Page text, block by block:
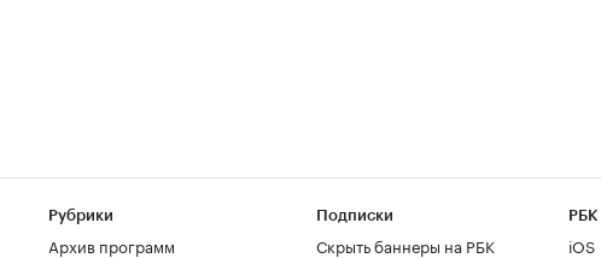
Рубрики
Архив программ
Подписки
Скрыть баннеры на РБК
РБК
iOS